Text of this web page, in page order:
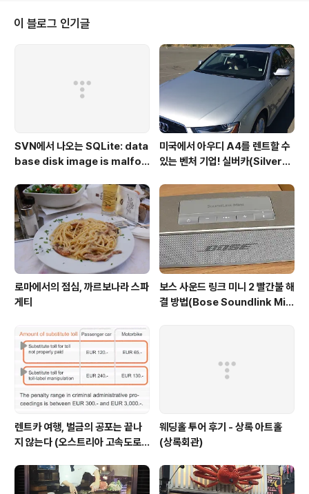
이에 뽀로로 사이에 성인물이 나오는 기염을 토했고, 오늘
공지를 보면 일부 해결 됐다 라고 올려두었지만, 내가 보던
드라마는 아직도 안된다. 뭐가 문제였을까 생각해보자. 대
략 언론에 알려진, 그리고 사람들의 이야기와 공지사항, 1:1
고객센터의 답을 조합해보면 이렇게 정리된다. 27일 새벽
이 블로그 인기글
SVN에서 나오는 SQLite: data
base disk image is malfor
미국에서 아우디 A4를 렌트할 수
있는 벤처 기업! 실버카(Silverca
로마에서의 점심, 까르보나라 스파
게티
보스 사운드 링크 미니 2 빨간불 해
결 방법(Bose Soundlink Mini
렌트카 여행, 벌금의 공포는 끝나
지 않는다 (오스트리아 고속도로
웨딩홀 투어 후기 - 상록 아트홀
(상록회관)